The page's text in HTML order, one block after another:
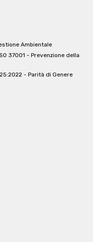
Ambientale
37001 - Prevenzione della
- Parità di Genere